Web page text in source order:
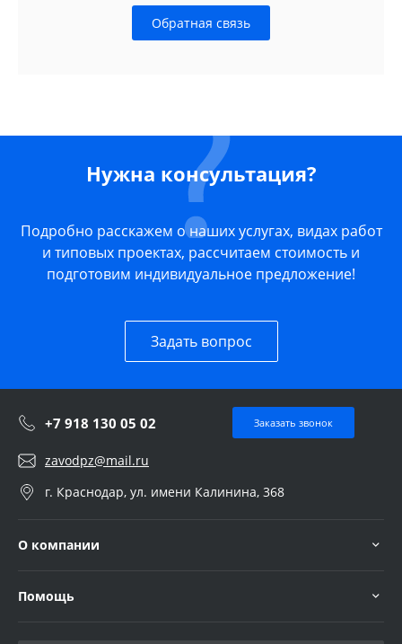
Обратная связь
Нужна консультация?
Подробно расскажем о наших услугах, видах работ
и типовых проектах, рассчитаем стоимость и
подготовим индивидуальное предложение!
Задать вопрос
+7 918 130 05 02 Заказать звонок
zavodpz@mail.ru
г. Краснодар, ул. имени Калинина, 368
О компании
Помощь